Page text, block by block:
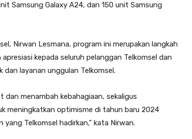
Samsung Galaxy A24, dan 150 unit Samsung
Nirwan Lesmana, program ini merupakan langkah
kepada seluruh pelanggan Telkomsel dan
layanan unggulan Telkomsel.
menambah kebahagiaan, sekaligus
meningkatkan optimisme di tahun baru 2024
Telkomsel hadirkan,” kata Nirwan.